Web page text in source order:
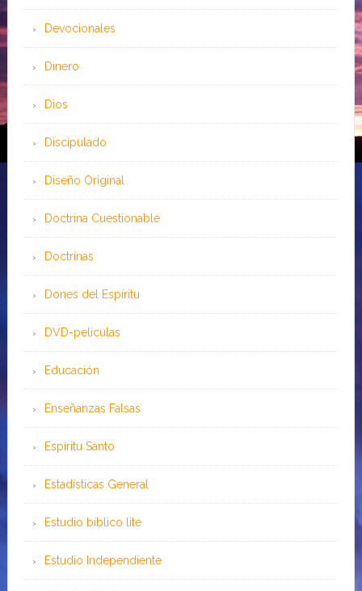
Devocionales
Dinero
Dios
Discipulado
Diseño Original
Doctrina Cuestionable
Doctrinas
Dones del Espíritu
DVD-peliculas
Educación
Enseñanzas Falsas
Espíritu Santo
Estadísticas General
Estudio bíblico lite
Estudio Independiente